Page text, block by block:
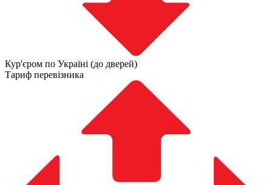
Кур'єром по Україні (до дверей)
Тариф перевізника